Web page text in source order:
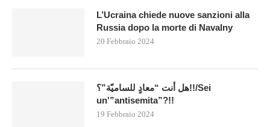
L’Ucraina chiede nuove sanzioni alla
Russia dopo la morte di Navalny
20 Febbraio 2024
هل أنت “معادٍ للساميّة”؟!!/Sei
un'”antisemita”?!!
19 Febbraio 2024